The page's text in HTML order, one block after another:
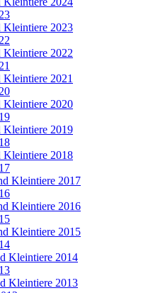
Kleintiere 2023
Kleintiere 2022
2021
Kleintiere 2020
Kleintiere 2019
Kleintiere 2018
Kleintiere 2017
Kleintiere 2016
Kleintiere 2015
Kleintiere 2014
Kleintiere 2013